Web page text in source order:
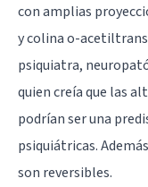
con amplias
y colina o-
psiquiatra,
quien creía que las
podrían ser una
psiquiátricas.
son reversibles.